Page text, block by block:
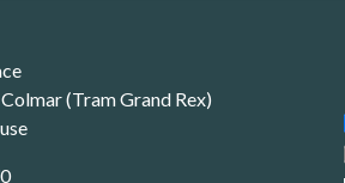
(Tram Grand Rex)